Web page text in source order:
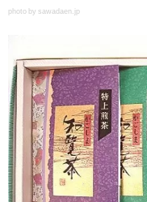
photo by sawadaen.jp